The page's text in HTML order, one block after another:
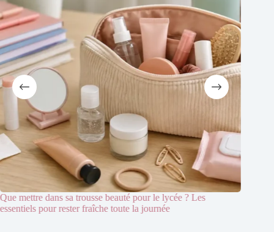
Que mettre dans sa trousse beauté pour le lycée ? Les
essentiels pour rester fraîche toute la journée